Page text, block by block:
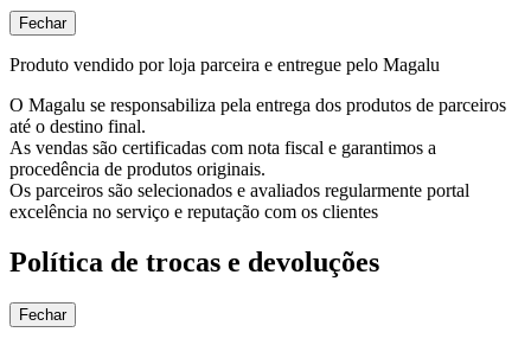
Fechar
Produto vendido por loja parceira e entregue pelo Magalu
O Magalu se responsabiliza pela entrega dos produtos de parceiros
até o destino final.
As vendas são certificadas com nota fiscal e garantimos a
procedência de produtos originais.
Os parceiros são selecionados e avaliados regularmente portal
excelência no serviço e reputação com os clientes
Política de trocas e devoluções
Fechar